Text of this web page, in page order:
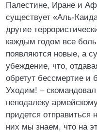
Палестине, Иране и
существует «Аль-
другие
каждым годом все
появляются новые, а
убеждение, что,
обретут бессмертие и
Уходим! –
неподалеку
придется отправиться
них мы знаем, что на